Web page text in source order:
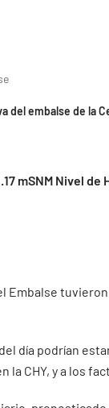
del embalse de la
mSNM Nivel de
Embalse
día podrían
la CHY, y a los